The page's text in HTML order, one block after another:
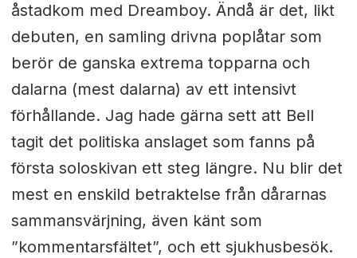
åstadkom med Dreamboy. Ändå är det, likt
debuten, en samling drivna poplåtar som
berör de ganska extrema topparna och
dalarna (mest dalarna) av ett intensivt
förhållande. Jag hade gärna sett att Bell
tagit det politiska anslaget som fanns på
första soloskivan ett steg längre. Nu blir det
mest en enskild betraktelse från dårarnas
sammansvärjning, även känt som
”kommentarsfältet”, och ett sjukhusbesök.